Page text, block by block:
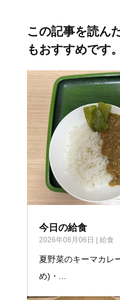
この記事を読ん
もおすすめです。
今日の給食
2026年08月06日 給食
夏野菜のキーマカレ
め)・...